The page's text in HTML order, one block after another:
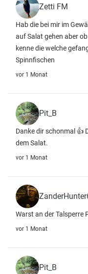
Zetti FM
Hab die bei mir im
auf Salat gehen aber
kenne die welche
Spinnfischen
vor 1 Monat
Pit_B
Danke dir schonmal 👍
dem Salat.
vor 1 Monat
Warst an der Talsperre
vor 1 Monat
Pit_B